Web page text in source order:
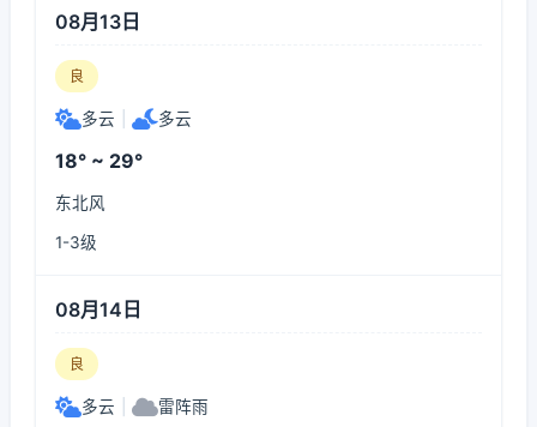
08月13日
良
多云 多云
18° ~ 29°
东北风
1-3级
08月14日
良
多云 雷阵雨